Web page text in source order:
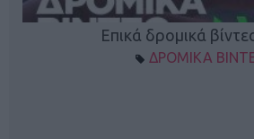
Επικά δρομικά
ΔΡΟΜΙΚΑ